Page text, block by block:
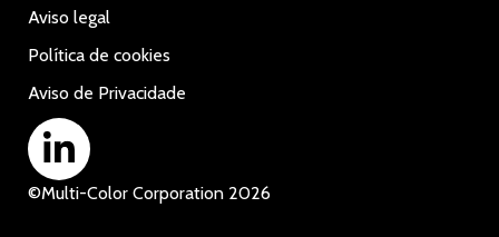
©Multi-Color Corporation 2026
Aviso legal
Política de cookies
Aviso de Privacidade